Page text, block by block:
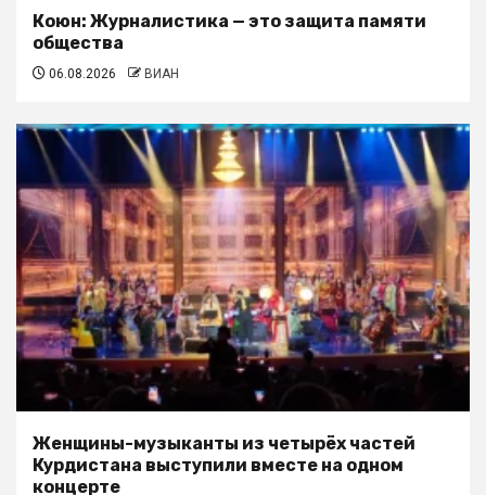
Коюн: Журналистика — это защита памяти
общества
06.08.2026 ВИАН
Женщины-музыканты из четырёх частей
Курдистана выступили вместе на одном
концерте